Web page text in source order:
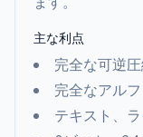
主な利点
完全な可逆
完全なアル
テキスト、